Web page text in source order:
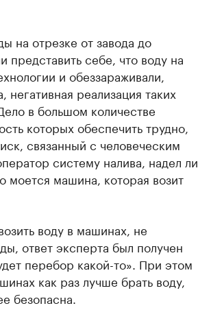
на отрезке от завода до
представить себе, что воду на
и обеззараживали,
реализация таких
в большом количестве
которых обеспечить трудно,
связанный с человеческим
систему налива, надел ли
моется машина, которая возит
воду в машинах, не
ответ эксперта был получен
перебор какой-то». При этом
как раз лучше брать воду,
безопасна.